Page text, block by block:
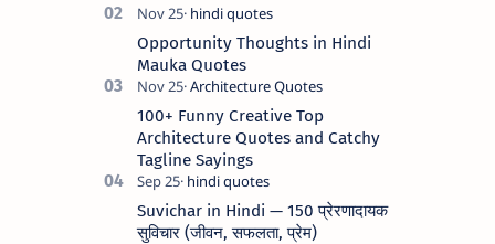
सदस्यों के चेहरे पर अलग ही मुस्कुराहट और
प्रसन्नता झलकती है। अ…
Opportunity Thoughts in Hindi
Mauka Quotes
100+ Funny Creative Top
Architecture Quotes and Catchy
Tagline Sayings
Suvichar in Hindi — 150 प्रेरणादायक
सुविचार (जीवन, सफलता, प्रेम)